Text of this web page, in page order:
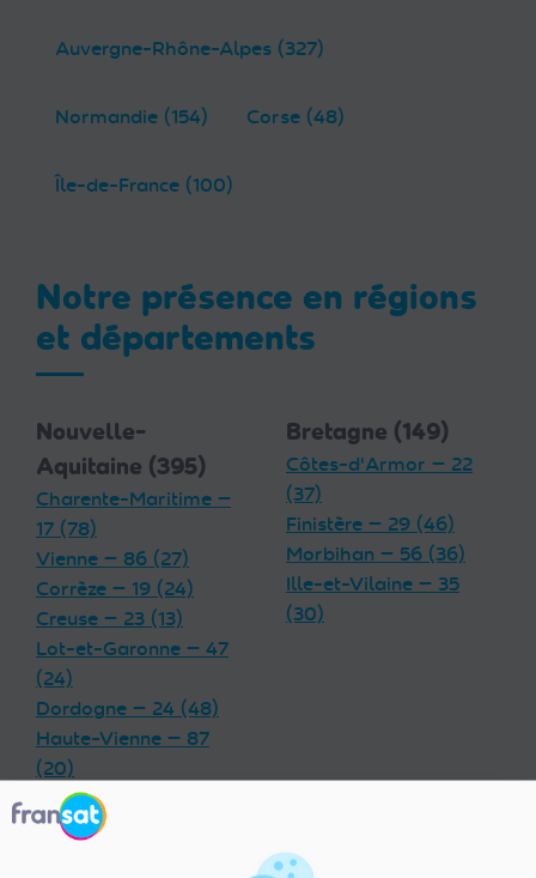
Auvergne-Rhône-Alpes (327)
Normandie (154) Corse (48)
Île-de-France (100)
Notre présence en régions
et départements
Nouvelle-
Aquitaine (395)
Charente-Maritime —
17 (78)
Vienne — 86 (27)
Corrèze — 19 (24)
Creuse — 23 (13)
Lot-et-Garonne — 47
(24)
Dordogne — 24 (48)
Haute-Vienne — 87
(20)
Charente — 16 (32)
Landes — 40 (33)
Bretagne (149)
Côtes-d'Armor — 22
(37)
Finistère — 29 (46)
Morbihan — 56 (36)
Ille-et-Vilaine — 35
(30)